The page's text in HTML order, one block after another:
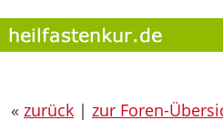
« zurück | zur Foren-